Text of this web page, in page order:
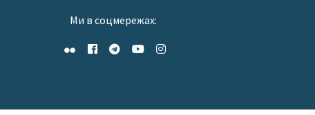
Ми в соцмережах: